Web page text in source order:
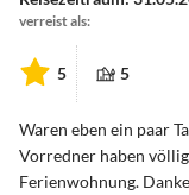
verreist als:
5 5
Waren eben ein paar
Vorredner haben völlig
Ferienwohnung.